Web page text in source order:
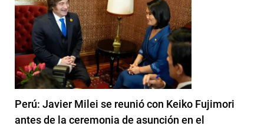
Perú: Javier Milei se reunió con Keiko Fujimori
antes de la ceremonia de asunción en el